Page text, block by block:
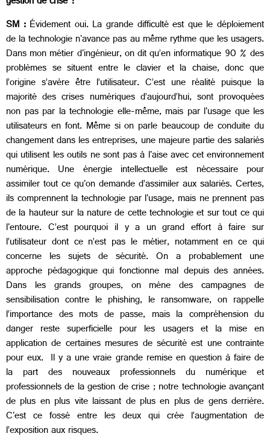
SM :Évidement oui. La grande difficulté est que le déploiement
de la technologie n'avance pas au même rythme que les usagers.
Dans mon métier d'ingénieur, on dit qu’en informatique 90 % des
problèmes se situent entre le clavier et la chaise, donc que
l’origine s’avère être l’utilisateur. C’est une réalité puisque la
majorité des crises numériques d’aujourd’hui, sont provoquées
non pas par la technologie elle-même, mais par l'usage que les
utilisateurs en font. Même si on parle beaucoup de conduite du
changement dans les entreprises, une majeure partie des salariés
qui utilisent les outils ne sont pas à l'aise avec cet environnement
numérique. Une énergie intellectuelle est nécessaire pour
assimiler tout ce qu'on demande d’assimiler aux salariés. Certes,
ils comprennent la technologie par l'usage, mais ne prennent pas
de la hauteur sur la nature de cette technologie et sur tout ce qui
l'entoure. C’est pourquoi il y a un grand effort à faire sur
l’utilisateur dont ce n’est pas le métier, notamment en ce qui
concerne les sujets de sécurité. On a probablement une
approche pédagogique qui fonctionne mal depuis des années.
Dans les grands groupes, on mène des campagnes de
sensibilisation contre le phishing, le ransomware, on rappelle
l’importance des mots de passe, mais la compréhension du
danger reste superficielle pour les usagers et la mise en
application de certaines mesures de sécurité est une contrainte
pour eux. Il y a une vraie grande remise en question à faire de
la part des nouveaux professionnels du numérique et
professionnels de la gestion de crise ; notre technologie avançant
de plus en plus vite laissant de plus en plus de gens derrière.
C'est ce fossé entre les deux qui crée l’augmentation de
l’exposition aux risques.